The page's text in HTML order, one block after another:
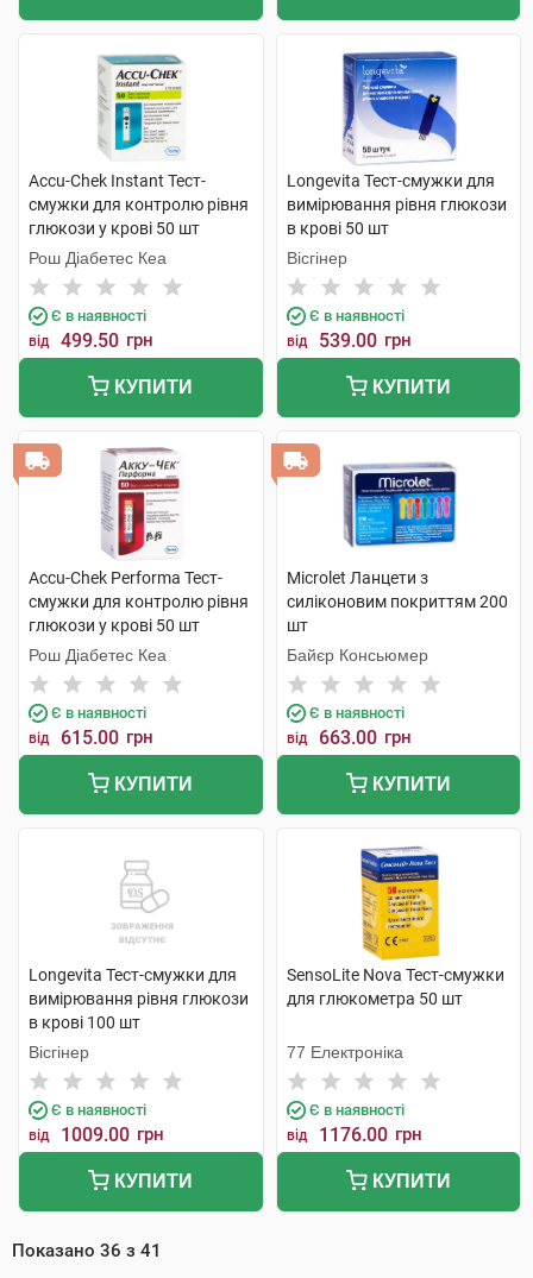
Accu-Chek Instant Тест-
смужки для контролю рівня
глюкози у крові 50 шт
Рош Діабетес Кеа
Є в наявності
від 499.50 грн
КУПИТИ
Longevita Тест-смужки для
вимірювання рівня глюкози
в крові 50 шт
Вісгінер
Є в наявності
від 539.00 грн
КУПИТИ
Accu-Chek Performa Тест-
смужки для контролю рівня
глюкози у крові 50 шт
Рош Діабетес Кеа
Є в наявності
від 615.00 грн
КУПИТИ
Microlet Ланцети з
силіконовим покриттям 200
шт
Байєр Консьюмер
Є в наявності
від 663.00 грн
КУПИТИ
Longevita Тест-смужки для
вимірювання рівня глюкози
в крові 100 шт
Вісгінер
Є в наявності
від 1009.00 грн
КУПИТИ
SensoLite Nova Тест-смужки
для глюкометра 50 шт
77 Електроніка
Є в наявності
від 1176.00 грн
КУПИТИ
Показано 36 з 41